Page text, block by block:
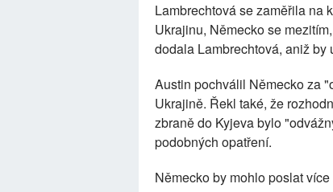
Lambrechtová se zaměřila na
Ukrajinu, Německo se
dodala Lambrechtová, aniž by
Austin pochválil Německo za
Ukrajině. Řekl také, že
zbraně do Kyjeva bylo
podobných opatření.
Německo by mohlo poslat